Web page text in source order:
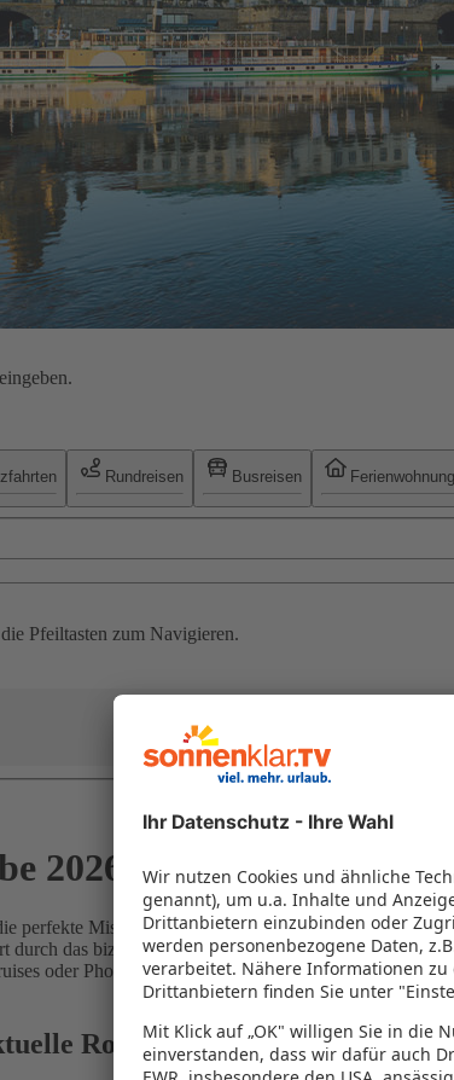
Rundreisen Busreisen
Pfeiltasten zum Navigieren.
2026/2027
perfekte Mischung aus hanseatischem Flair und
durch das bizarre Elbsandsteingebirge Richtung Prag.
oder Phoenix Reisen finden Sie bei sonnenklar.TV
Routen & Termine